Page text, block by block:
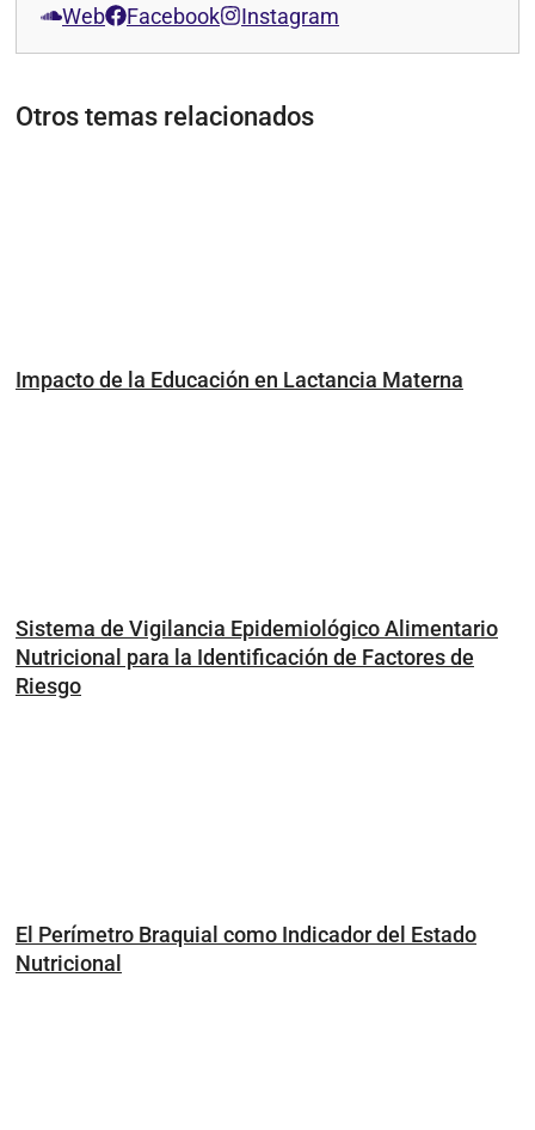
Web Facebook Instagram
Otros temas relacionados
Impacto de la Educación en Lactancia Materna
Sistema de Vigilancia Epidemiológico Alimentario
Nutricional para la Identificación de Factores de
Riesgo
El Perímetro Braquial como Indicador del Estado
Nutricional